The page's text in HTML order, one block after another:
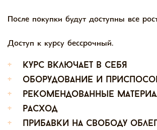
После покупки будут доступны все
Доступ к курсу бессрочный.
+
курс включает в себя
+
оборудование и
+
рекомендованные
+
расход
+
прибавки на свободу